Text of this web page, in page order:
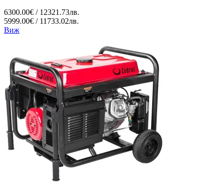
6300.00€ / 12321.73лв.
5999.00€ / 11733.02лв.
Виж